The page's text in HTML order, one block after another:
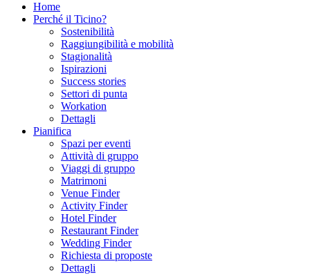
Home
Perché il Ticino?
Sostenibilità
Raggiungibilità e mobilità
Stagionalità
Ispirazioni
Success stories
Settori di punta
Workation
Dettagli
Pianifica
Spazi per eventi
Attività di gruppo
Viaggi di gruppo
Matrimoni
Venue Finder
Activity Finder
Hotel Finder
Restaurant Finder
Wedding Finder
Richiesta di proposte
Dettagli